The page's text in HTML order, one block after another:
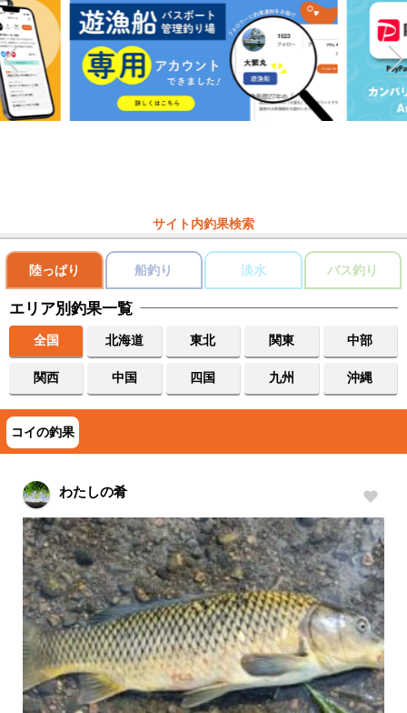
サイト内釣果検索
陸っぱり 船釣り 淡水 バス釣り
エリア別釣果一覧
全国 北海道 東北 関東 中部
関西 中国 四国 九州 沖縄
コイの釣果
わたしの肴